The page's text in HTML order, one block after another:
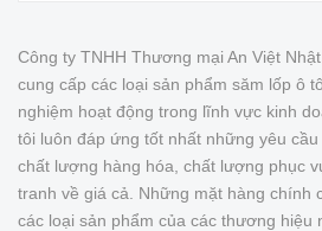
Công ty TNHH Thương mại An Việt
cung cấp các loại sản phẩm săm lốp ô
nghiệm hoạt động trong lĩnh vực kinh
tôi luôn đáp ứng tốt nhất những yêu
chất lượng hàng hóa, chất lượng phục
tranh về giá cả. Những mặt hàng chính
các loại sản phẩm của các thương hiệu